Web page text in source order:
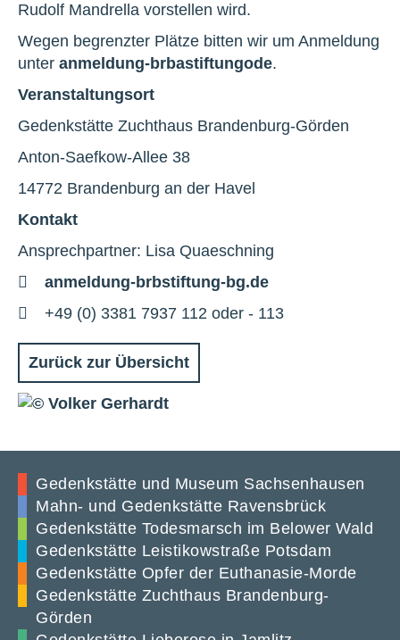
Rudolf Mandrella vorstellen wird.
Wegen begrenzter Plätze bitten wir um Anmeldung
unter anmeldung-brbastiftungode.
Veranstaltungsort
Gedenkstätte Zuchthaus Brandenburg-Görden
Anton-Saefkow-Allee 38
14772 Brandenburg an der Havel
Kontakt
Ansprechpartner: Lisa Quaeschning
E-
Mail
anmeldung-brbstiftung-bg.de
Telefon
+49 (0) 3381 7937 112 oder - 113
Zurück zur Übersicht
Gedenkstätte und Museum Sachsenhausen
Mahn- und Gedenkstätte Ravensbrück
Gedenkstätte Todesmarsch im Belower Wald
Gedenkstätte Leistikowstraße Potsdam
Gedenkstätte Opfer der Euthanasie-Morde
Gedenkstätte Zuchthaus Brandenburg-
Görden